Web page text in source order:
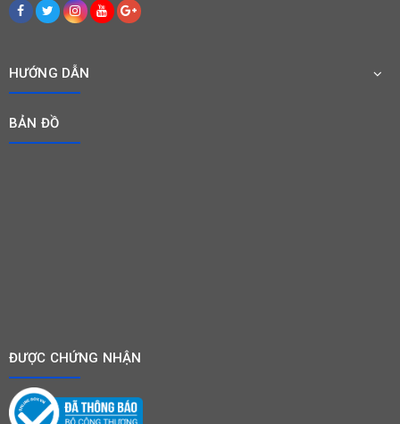
HƯỚNG DẪN
BẢN ĐỒ
ĐƯỢC CHỨNG NHẬN